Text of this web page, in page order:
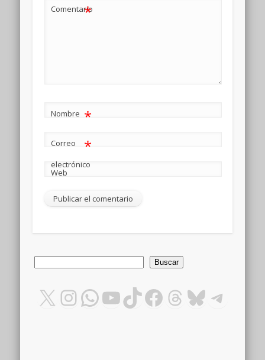
Comentario
*
Nombre *
Correo
electrónico
*
Web
Buscar
X Instagram
WhatsApp
YouTube
TikTok
Facebook
Threads
Bluesky